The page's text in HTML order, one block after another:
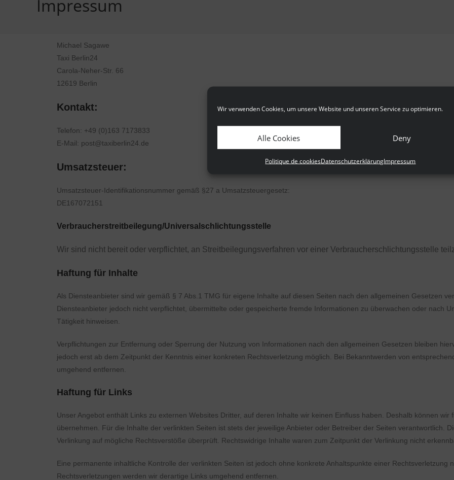
Wir verwenden Cookies, um unsere Website und unseren Service zu optimieren.
Alle Cookies Deny
Politique de cookiesDatenschutzerklärungImpressum
Impressum
Michael Sagawe
Taxi Berlin24
Carola-Neher-Str. 66
12619 Berlin
Kontakt:
Telefon: +49 (0)163 7173833
E-Mail: post@taxiberlin24.de
Umsatzsteuer:
Umsatzsteuer-Identifikationsnummer gemäß §27 a Umsatzsteuergesetz:
DE167072151
Verbraucher­streit­beilegung/Universal­schlichtungs­stelle
Wir sind nicht bereit oder verpflichtet, an Streitbeilegungsverfahren vor einer Verbraucherschlichtungsstelle
Haftung für Inhalte
Als Diensteanbieter sind wir gemäß § 7 Abs.1 TMG für eigene Inhalte auf diesen Seiten nach den allgemeinen Gesetzen
Diensteanbieter jedoch nicht verpflichtet, übermittelte oder gespeicherte fremde Informationen zu überwachen oder nach
Tätigkeit hinweisen.
Verpflichtungen zur Entfernung oder Sperrung der Nutzung von Informationen nach den allgemeinen Gesetzen bleiben
jedoch erst ab dem Zeitpunkt der Kenntnis einer konkreten Rechtsverletzung möglich. Bei Bekanntwerden von
umgehend entfernen.
Haftung für Links
Unser Angebot enthält Links zu externen Websites Dritter, auf deren Inhalte wir keinen Einfluss haben. Deshalb können
übernehmen. Für die Inhalte der verlinkten Seiten ist stets der jeweilige Anbieter oder Betreiber der Seiten verantwortlich.
Verlinkung auf mögliche Rechtsverstöße überprüft. Rechtswidrige Inhalte waren zum Zeitpunkt der Verlinkung nicht
Eine permanente inhaltliche Kontrolle der verlinkten Seiten ist jedoch ohne konkrete Anhaltspunkte einer Rechtsverletzung
Rechtsverletzungen werden wir derartige Links umgehend entfernen.